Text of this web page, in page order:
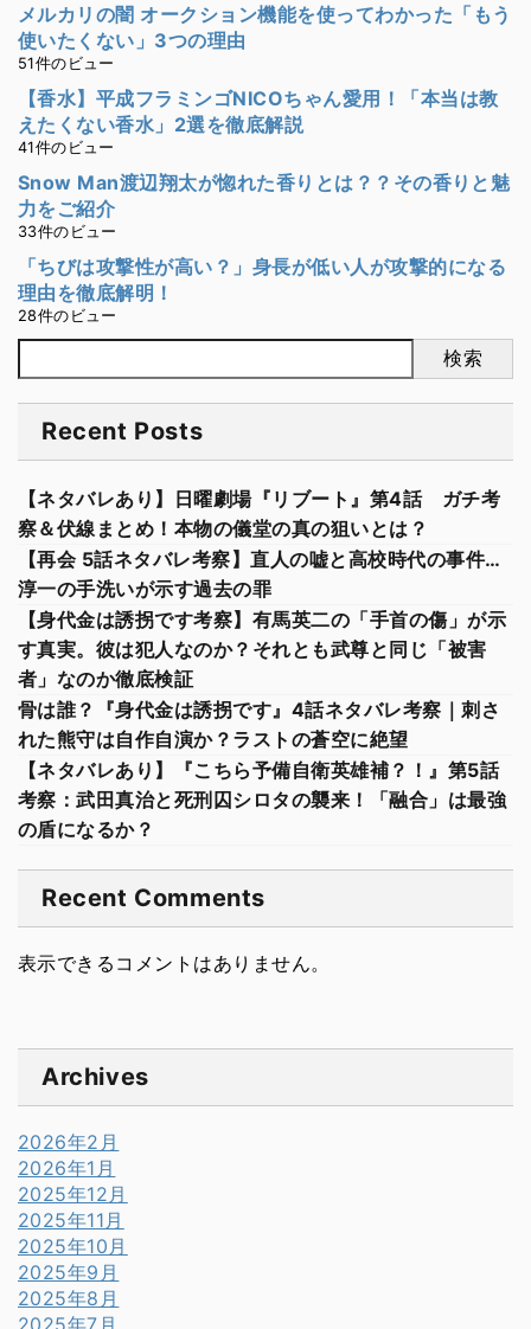
メルカリの闇 オークション機能を使ってわかった「もう
使いたくない」3つの理由
51件のビュー
【香水】平成フラミンゴNICOちゃん愛用！「本当は教
えたくない香水」2選を徹底解説
41件のビュー
Snow Man渡辺翔太が惚れた香りとは？？その香りと魅
力をご紹介
33件のビュー
「ちびは攻撃性が高い？」身長が低い人が攻撃的になる
理由を徹底解明！
28件のビュー
検索
Recent Posts
【ネタバレあり】日曜劇場『リブート』第4話 ガチ考
察＆伏線まとめ！本物の儀堂の真の狙いとは？
【再会 5話ネタバレ考察】直人の嘘と高校時代の事件…
淳一の手洗いが示す過去の罪
【身代金は誘拐です考察】有馬英二の「手首の傷」が示
す真実。彼は犯人なのか？それとも武尊と同じ「被害
者」なのか徹底検証
骨は誰？『身代金は誘拐です』4話ネタバレ考察｜刺さ
れた熊守は自作自演か？ラストの蒼空に絶望
【ネタバレあり】『こちら予備自衛英雄補？！』第5話
考察：武田真治と死刑囚シロタの襲来！「融合」は最強
の盾になるか？
Recent Comments
表示できるコメントはありません。
Archives
2026年2月
2026年1月
2025年12月
2025年11月
2025年10月
2025年9月
2025年8月
2025年7月